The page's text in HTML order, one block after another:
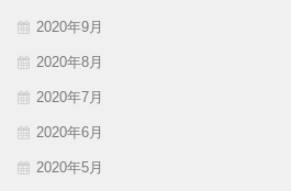
2020年9月
2020年8月
2020年7月
2020年6月
2020年5月